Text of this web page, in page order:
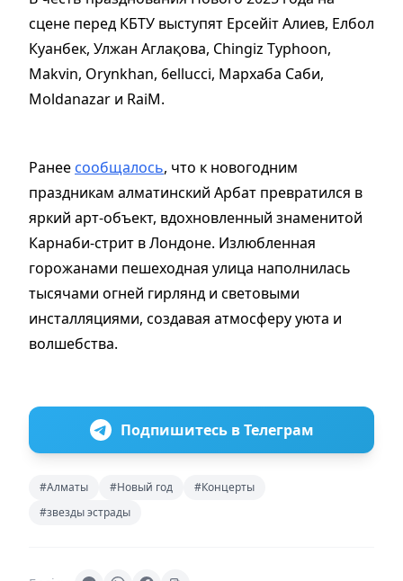
сцене перед КБТУ выступят Ерсейіт Алиев, Елбол
Куанбек, Улжан Аглақова, Chingiz Typhoon,
Makvin, Orynkhan, 6ellucci, Мархаба Саби,
Moldanazar и RaiM.
Ранее сообщалось, что к новогодним
праздникам алматинский Арбат превратился в
яркий арт-объект, вдохновленный знаменитой
Карнаби-стрит в Лондоне. Излюбленная
горожанами пешеходная улица наполнилась
тысячами огней гирлянд и световыми
инсталляциями, создавая атмосферу уюта и
волшебства.
Подпишитесь в Телеграм
#Алматы #Новый год
#Концерты
#звезды эстрады